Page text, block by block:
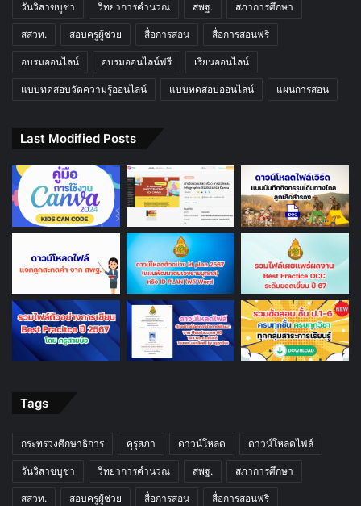
วันวิสาขบูชา วิทยาการคำนวณ สพฐ. สภาการศึกษา
สสวท. สอบครูผู้ช่วย สื่อการสอน สื่อการสอนฟรี
อบรมออนไลน์ อบรมออนไลน์ฟรี เรียนออนไลน์
แบบทดสอบวัดความรู้ออนไลน์ แบบทดสอบออนไลน์ แผนการสอน
Last Modified Posts
Tags
กระทรวงศึกษาธิการ คุรุสภา ดาวน์โหลด ดาวน์โหลดไฟล์
วันวิสาขบูชา วิทยาการคำนวณ สพฐ. สภาการศึกษา
สสวท. สอบครูผู้ช่วย สื่อการสอน สื่อการสอนฟรี